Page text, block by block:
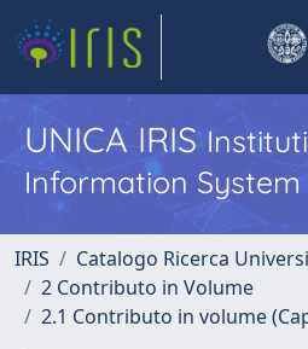
UNICA IRIS
Information System
IRIS
Catalogo Ricerca
2 Contributo in Volume
2.1 Contributo in volume